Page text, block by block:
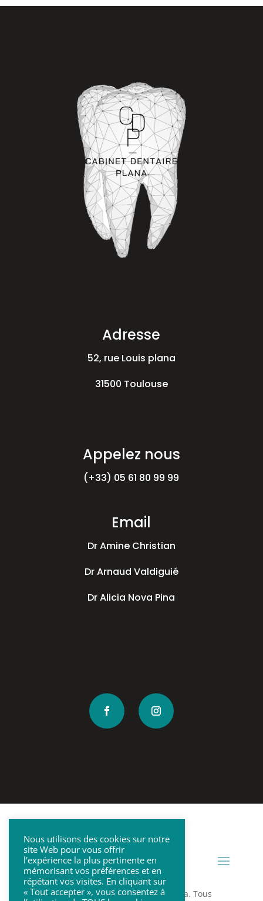
Adresse
52, rue Louis plana
31500 Toulouse
Appelez nous
(+33) 05 61 80 99 99
Email
Dr Amine Christian
Dr Arnaud Valdiguié
Dr Alicia Nova Pina
Copyright © 2026 Cabinet Dentaire Plana. Tous
Nous utilisons des cookies sur notre
site Web pour vous offrir
l'expérience la plus pertinente en
mémorisant vos préférences et en
répétant vos visites. En cliquant sur
« Tout accepter », vous consentez à